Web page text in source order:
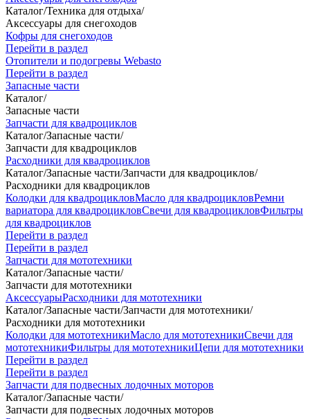
Каталог/Техника для отдыха/
Аксессуары для снегоходов
Кофры для снегоходов
Перейти в раздел
Отопители и подогревы Webasto
Перейти в раздел
Запасные части
Каталог/
Запасные части
Запчасти для квадроциклов
Каталог/Запасные части/
Запчасти для квадроциклов
Расходники для квадроциклов
Каталог/Запасные части/Запчасти для квадроциклов/
Расходники для квадроциклов
Колодки для квадроцикловМасло для квадроцикловРемни
вариатора для квадроцикловСвечи для квадроцикловФильтры
для квадроциклов
Перейти в раздел
Перейти в раздел
Запчасти для мототехники
Каталог/Запасные части/
Запчасти для мототехники
АксессуарыРасходники для мототехники
Каталог/Запасные части/Запчасти для мототехники/
Расходники для мототехники
Колодки для мототехникиМасло для мототехникиСвечи для
мототехникиФильтры для мототехникиЦепи для мототехники
Перейти в раздел
Перейти в раздел
Запчасти для подвесных лодочных моторов
Каталог/Запасные части/
Запчасти для подвесных лодочных моторов